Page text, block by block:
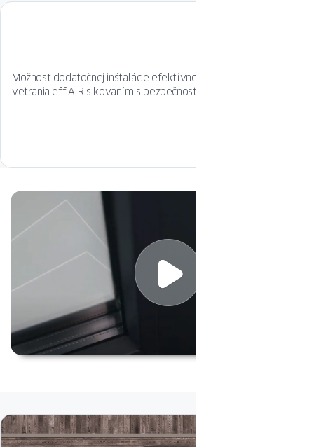
Možnosť dodatočnej inštalácie efektívneho obvodového
vetrania effiAIR s kovaním s bezpečnostnou triedou RC2.